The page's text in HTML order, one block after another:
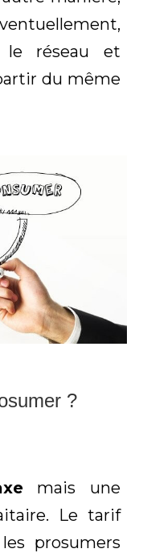
le réseau et
du même
?
mais une
Le tarif
prosumers